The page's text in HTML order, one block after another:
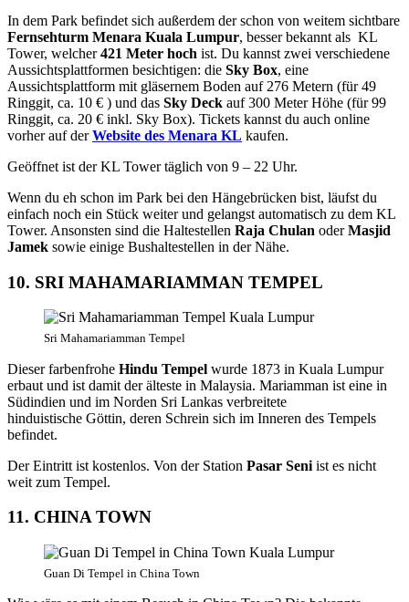
In dem Park befindet sich außerdem der schon von weitem sichtbare
Fernsehturm Menara Kuala Lumpur, besser bekannt als KL
Tower, welcher421 Meter hoch ist. Du kannst zwei verschiedene
Aussichtsplattformen besichtigen: die Sky Box, eine
Aussichtsplattform mit gläsernem Boden auf 276 Metern (für 49
Ringgit, ca. 10 € ) und das Sky Deck auf 300 Meter Höhe (für 99
Ringgit, ca. 20 € inkl. Sky Box). Tickets kannst du auch online
vorher auf derWebsite des Menara KL kaufen.
Geöffnet ist der KL Tower täglich von 9 – 22 Uhr.
Wenn du eh schon im Park bei den Hängebrücken bist, läufst du
einfach noch ein Stück weiter und gelangst automatisch zu dem KL
Tower. Ansonsten sind die Haltestellen Raja Chulan oderMasjid
Jamek sowie einige Bushaltestellen in der Nähe.
10. SRI MAHAMARIAMMAN TEMPEL
Sri Mahamariamman Tempel
Dieser farbenfrohe Hindu Tempel wurde 1873 in Kuala Lumpur
erbaut und ist damit der älteste in Malaysia. Mariamman ist eine in
Südindien und im Norden Sri Lankas verbreitete
hinduistische Göttin, deren Schrein sich im Inneren des Tempels
befindet.
Der Eintritt ist kostenlos. Von der Station Pasar Seni ist es nicht
weit zum Tempel.
11. CHINA TOWN
Guan Di Tempel in China Town